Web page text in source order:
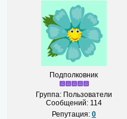
Подполковник
Группа: Пользователи
Сообщений: 114
Репутация: 0